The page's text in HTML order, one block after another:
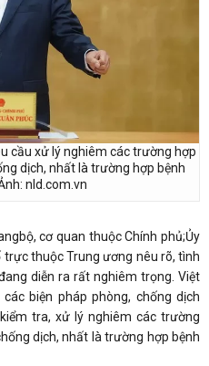
cầu xử lý nghiêm các trường hợp
dịch, nhất là trường hợp bệnh
nld.com.vn
cơ quan thuộc Chính phủ;Ủy
thuộc Trung ương nêu rõ, tình
diễn ra rất nghiêm trọng. Việt
biện pháp phòng, chống dịch
tra, xử lý nghiêm các trường
dịch, nhất là trường hợp bệnh